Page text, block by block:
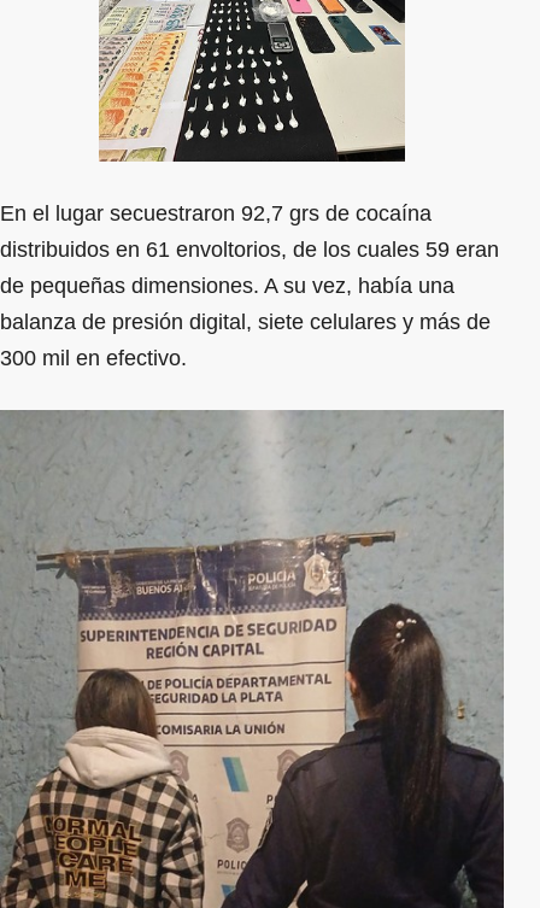
En el lugar secuestraron 92,7 grs de cocaína
distribuidos en 61 envoltorios, de los cuales 59 eran
de pequeñas dimensiones. A su vez, había una
balanza de presión digital, siete celulares y más de
300 mil en efectivo.